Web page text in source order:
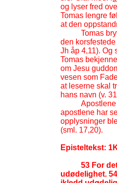
og lyser fred
Tomas lengre
at den
Tomas
den
Jh åp 4,11). Og
Tomas
om Jesu
vesen som
at leserne skal
hans navn (v.
Apostlene
apostlene har
opplysninger
(sml. 17,20).
Episteltekst:
53 For
udødelighet.